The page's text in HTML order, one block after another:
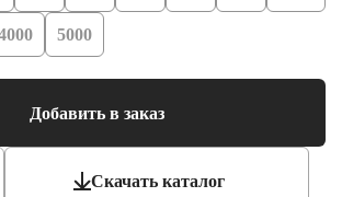
5000
Добавить в заказ
Скачать каталог